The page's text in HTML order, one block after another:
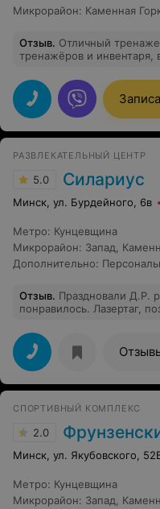
Микрорайон: Каменная
Отзыв. Отличный
тренажёров и инвентаря,
РАЗВЛЕКАТЕЛЬНЫЙ ЦЕНТР
5.0 Силариус
Минск, ул. Бурдейного, 6в
Метро: Кунцевщина
Микрорайон: Запад
Дополнительно:
Отзыв. Праздновали Д.Р.
понравилось. Лазертаг,
в кафе очень вкусная еда.
приготовленное. Один
официанта не очень. А
большое.
СПОРТИВНЫЙ КОМПЛЕКС
2.0
Минск, ул. Якубовского,
Метро: Кунцевщина
Микрорайон: Запад